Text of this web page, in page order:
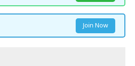
Join Now